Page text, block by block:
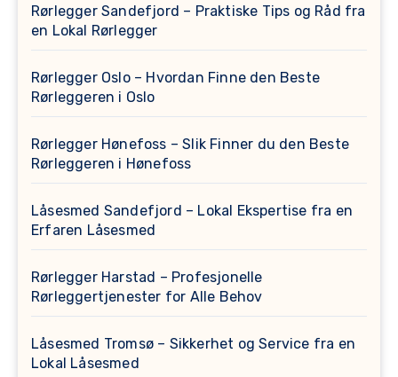
Rørlegger Sandefjord – Praktiske Tips og Råd fra
en Lokal Rørlegger
Rørlegger Oslo – Hvordan Finne den Beste
Rørleggeren i Oslo
Rørlegger Hønefoss – Slik Finner du den Beste
Rørleggeren i Hønefoss
Låsesmed Sandefjord – Lokal Ekspertise fra en
Erfaren Låsesmed
Rørlegger Harstad – Profesjonelle
Rørleggertjenester for Alle Behov
Låsesmed Tromsø – Sikkerhet og Service fra en
Lokal Låsesmed